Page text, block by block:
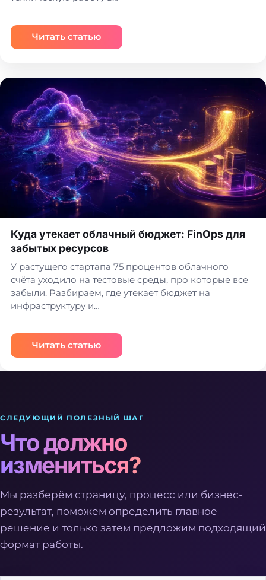
Читать статью
Куда утекает облачный бюджет: FinOps для
забытых ресурсов
У растущего стартапа 75 процентов облачного
счёта уходило на тестовые среды, про которые все
забыли. Разбираем, где утекает бюджет на
инфраструктуру и…
Читать статью
СЛЕДУЮЩИЙ ПОЛЕЗНЫЙ ШАГ
Что должно
измениться?
Мы разберём страницу, процесс или бизнес-
результат, поможем определить главное
решение и только затем предложим подходящий
формат работы.